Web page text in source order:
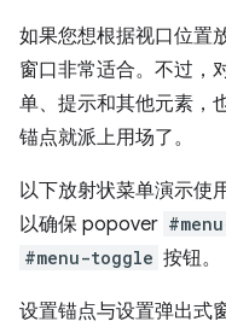
如果您想根据视口位置
窗口非常适合。不过，
单、提示和其他元素，
锚点就派上用场了。
以下放射状菜单演示使
以确保 popover
#menu-toggle 按钮。
设置锚点与设置弹出式